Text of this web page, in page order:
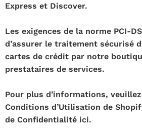
Express et Discover.
Les exigences de la norme PCI-
d’assurer le traitement sécurisé
cartes de crédit par notre
prestataires de services.
Pour plus d’informations,
Conditions d’Utilisation de
de Confidentialité ici.